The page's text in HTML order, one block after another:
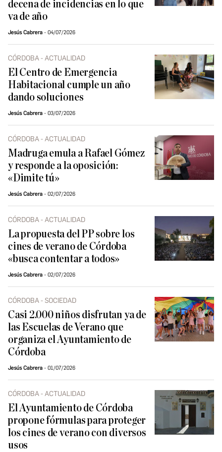
decena de incidencias en lo que
va de año
Jesús Cabrera 04/07/2026
CÓRDOBA - ACTUALIDAD
El Centro de Emergencia
Habitacional cumple un año
dando soluciones
Jesús Cabrera 03/07/2026
CÓRDOBA - ACTUALIDAD
Madruga emula a Rafael Gómez
y responde a la oposición:
«Dimite tú»
Jesús Cabrera 02/07/2026
CÓRDOBA - ACTUALIDAD
La propuesta del PP sobre los
cines de verano de Córdoba
«busca contentar a todos»
Jesús Cabrera 02/07/2026
CÓRDOBA - SOCIEDAD
Casi 2.000 niños disfrutan ya de
las Escuelas de Verano que
organiza el Ayuntamiento de
Córdoba
Jesús Cabrera 01/07/2026
CÓRDOBA - ACTUALIDAD
El Ayuntamiento de Córdoba
propone fórmulas para proteger
los cines de verano con diversos
usos